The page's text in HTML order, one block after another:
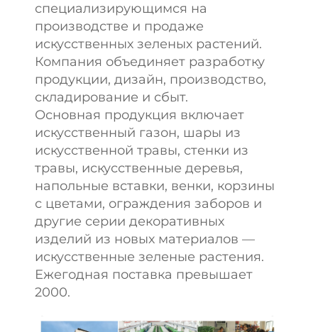
специализирующимся на
производстве и продаже
искусственных зеленых растений.
Компания объединяет разработку
продукции, дизайн, производство,
складирование и сбыт.
Основная продукция включает
искусственный газон, шары из
искусственной травы, стенки из
травы, искусственные деревья,
напольные вставки, венки, корзины
с цветами, ограждения заборов и
другие серии декоративных
изделий из новых материалов —
искусственные зеленые растения.
Ежегодная поставка превышает
2000.